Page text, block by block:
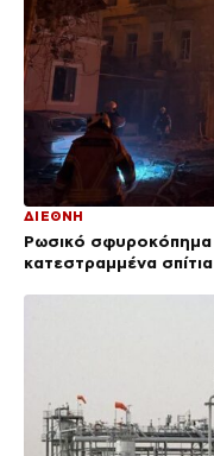
ΔΙΕΘΝΗ
Ρωσικό
κατεστραμμένα